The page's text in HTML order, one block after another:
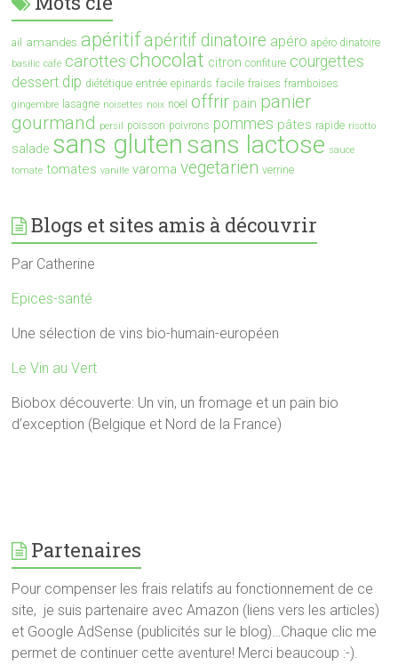
ail amandes apéritifapéritif dinatoire apéro apéro dinatoire
basilic café carottes chocolat citron confiture courgettes
dessert dip diététique entrée epinards facile fraises framboises
gingembre lasagne noisettes noix noël offrir pain panier
gourmand persil poisson poivrons pommes pâtes rapide risotto
salade sans gluten sans lactose sauce
tomate tomates vanille varoma vegetarien verrine
Blogs et sites amis à découvrir
Par Catherine
Epices-santé
Une sélection de vins bio-humain-européen
Le Vin au Vert
Biobox découverte: Un vin, un fromage et un pain bio
d’exception (Belgique et Nord de la France)
Partenaires
Pour compenser les frais relatifs au fonctionnement de ce
site, je suis partenaire avec Amazon (liens vers les articles)
et Google AdSense (publicités sur le blog)…Chaque clic me
permet de continuer cette aventure! Merci beaucoup :-).